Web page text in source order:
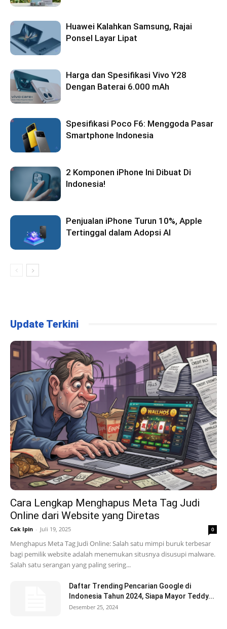
Huawei Kalahkan Samsung, Rajai
Ponsel Layar Lipat
Harga dan Spesifikasi Vivo Y28
Dengan Baterai 6.000 mAh
Spesifikasi Poco F6: Menggoda Pasar
Smartphone Indonesia
2 Komponen iPhone Ini Dibuat Di
Indonesia!
Penjualan iPhone Turun 10%, Apple
Tertinggal dalam Adopsi AI
Update Terkini
Cara Lengkap Menghapus Meta Tag Judi
Online dari Website yang Diretas
Cak Ipin - Juli 19, 2025 0
Menghapus Meta Tag Judi Online: Salah satu mimpi buruk terbesar
bagi pemilik website adalah menemukan situsnya disusupi malware.
Salah satu serangan yang paling sering...
Daftar Trending Pencarian Google di
Indonesia Tahun 2024, Siapa Mayor Teddy...
Desember 25, 2024